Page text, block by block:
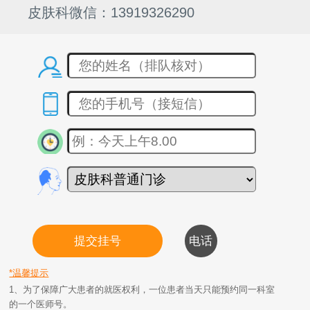
皮肤科微信：13919326290
*温馨提示
1、为了保障广大患者的就医权利，一位患者当天只能预约同一科室
的一个医师号。